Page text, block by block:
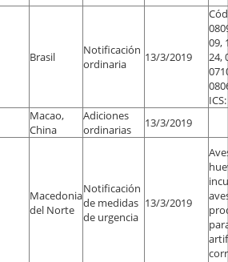
Brasil
Notificación
ordinaria
13/3/2019
09,
24,
Macao,
China
Adiciones
ordinarias
13/3/2019
Macedonia
del Norte
Notificación
de medidas
de urgencia
13/3/2019